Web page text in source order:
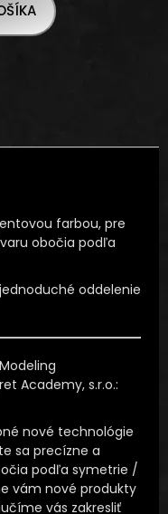
farbou, pre
obočia podľa
oddelenie
Academy, s.r.o.:
nové technológie
sa precízne a
podľa symetrie /
vám nové produkty
vás zakresliť